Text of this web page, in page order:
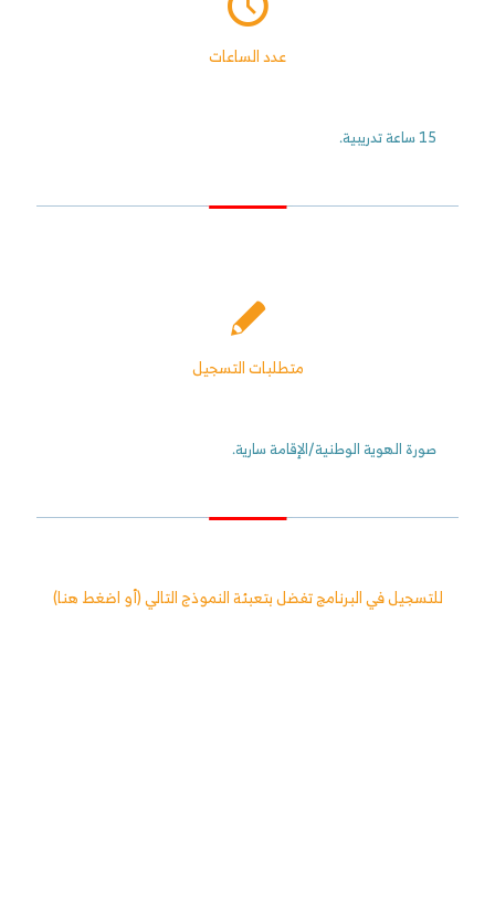
عدد الساعات
15 ساعة تدريبية.
متطلبات التسجيل
صورة الهوية الوطنية/الإقامة سارية.
للتسجيل في البرنامج تفضل بتعبئة النموذج التالي (أو اضغط هنا)